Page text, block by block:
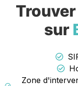
sur
Zone